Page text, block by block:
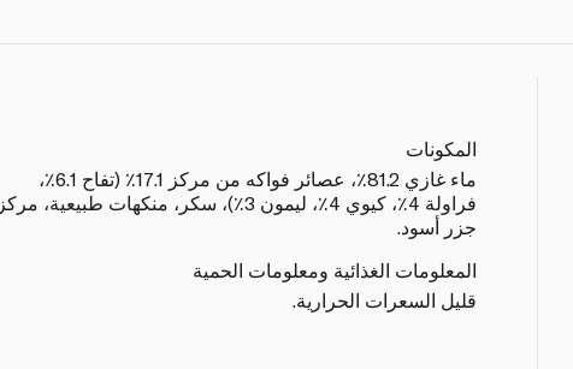
المكونات
ماء غازي 81.2٪، عصائر فواكه من مركز 17.1٪ (تفاح 6.1٪،
فراولة 4٪، كيوي 4٪، ليمون 3٪)، سكر، منكهات طبيعية، مركز
جزر أسود.
المعلومات الغذائية ومعلومات الحمية
قليل السعرات الحرارية.